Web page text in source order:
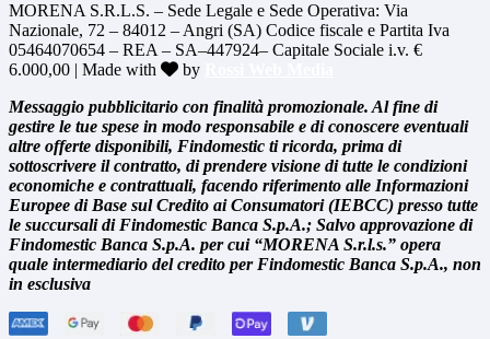
MORENA S.R.L.S. – Sede Legale e Sede Operativa: Via
Nazionale, 72 – 84012 – Angri (SA) Codice fiscale e Partita Iva
05464070654 – REA – SA–447924– Capitale Sociale i.v. €
6.000,00 | Made with
by
Messaggio pubblicitario con finalità promozionale. Al fine di
gestire le tue spese in modo responsabile e di conoscere eventuali
altre offerte disponibili, Findomestic ti ricorda, prima di
sottoscrivere il contratto, di prendere visione di tutte le condizioni
economiche e contrattuali, facendo riferimento alle Informazioni
Europee di Base sul Credito ai Consumatori (IEBCC) presso tutte
le succursali di Findomestic Banca S.p.A.; Salvo approvazione di
Findomestic Banca S.p.A. per cui “MORENA S.r.l.s.” opera
quale intermediario del credito per Findomestic Banca S.p.A., non
in esclusiva